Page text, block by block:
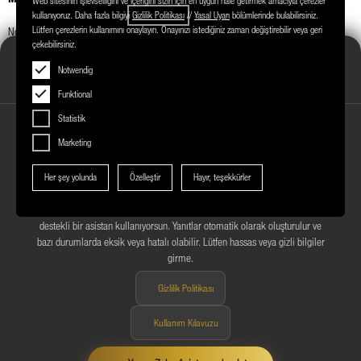
Märkisches Zentrum Asistanı
YAPAY ZEKA ASISTANININ KULLANIMINA İLIŞKIN BILGI
destekli bir asistan kullanıyorsun. Yanıtlar otomatik olarak oluşturulur ve
bazı durumlarda eksik veya hatalı olabilir. Lütfen hassas veya gizli bilgiler
girme.
Gizlilik Politikası
Kullanım Kılavuzu
kullanıyoruz. Daha fazla bilgiyi Gizlilik Politikası //Yasal Uyarı bölümlerinde bulabilirsiniz.
Lütfen çerezlerin kullanımını onaylayın. Onayınızı istediğiniz zaman değiştirebilir veya geri
çekebilirsiniz.
Notwendig
Funktional
Statistik
Marketing
Her şey yolunda Özelleştir Hayır, teşekkürler
Noel ruhunu yansıtan bir karakter şeker dağıtıyor